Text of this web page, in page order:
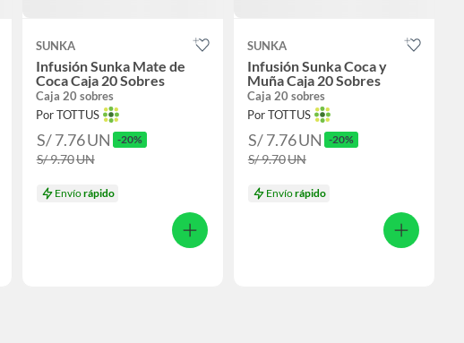
SUNKA
Infusión Sunka Mate de
Coca Caja 20 Sobres
Caja 20 sobres
Por TOTTUS
S/ 7.76UN -20%
S/ 9.70UN
Envíorápido
SUNKA
Infusión Sunka Coca y
Muña Caja 20 Sobres
Caja 20 sobres
Por TOTTUS
S/ 7.76UN -20%
S/ 9.70UN
Envíorápido